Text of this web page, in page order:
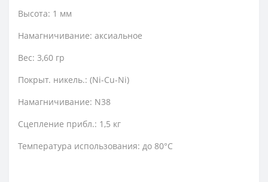
Высота: 1 мм
Намагничивание: аксиальное
Вес: 3,60 гр
Покрыт. никель.: (Ni-Cu-Ni)
Намагничивание: N38
Сцепление прибл.: 1,5 кг
Температура использования: до 80°C